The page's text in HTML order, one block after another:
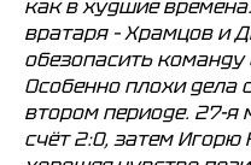
как в худшие
вратаря – Храмцов и
обезопасить
Особенно плохи дела
втором периоде. 27-я
счёт 2:0, затем
ХК«Ижсталь»